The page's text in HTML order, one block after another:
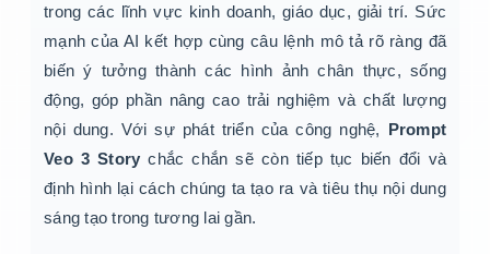
trong các lĩnh vực kinh doanh, giáo dục, giải trí. Sức
mạnh của AI kết hợp cùng câu lệnh mô tả rõ ràng đã
biến ý tưởng thành các hình ảnh chân thực, sống
động, góp phần nâng cao trải nghiệm và chất lượng
nội dung. Với sự phát triển của công nghệ, Prompt
Veo 3 Story chắc chắn sẽ còn tiếp tục biến đổi và
định hình lại cách chúng ta tạo ra và tiêu thụ nội dung
sáng tạo trong tương lai gần.